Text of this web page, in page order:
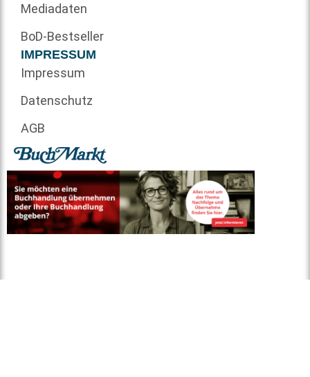
Mediadaten
BoD-Bestseller
IMPRESSUM
Impressum
Datenschutz
AGB